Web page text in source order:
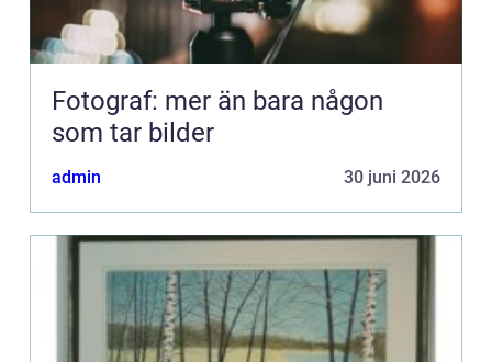
Fotograf: mer än bara någon
som tar bilder
admin 30 juni 2026